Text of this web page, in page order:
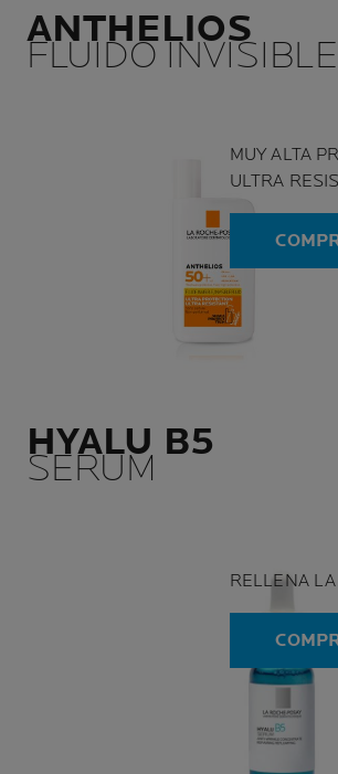
ANTHELIOS
FLUIDO
MUY ALTA
ULTRA
HYALU B5
SERUM
RELLENA